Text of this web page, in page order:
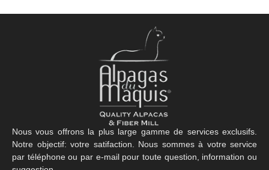
Nous vous offrons la plus large gamme de services exclusifs.
Notre objectif: votre satifaction. Nous sommes à votre service
par téléphone ou par e-mail pour toute question, information ou